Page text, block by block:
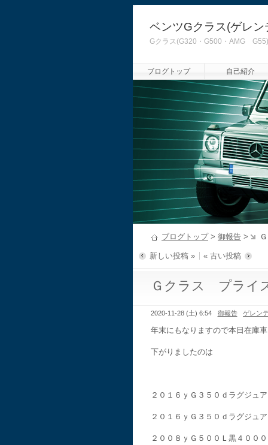
ベンツGクラス(ゲレ
Gクラス(G320・G500・AMG
ブログトップ 自己紹介
ブログトップ> 御報告 >
新しい投稿 » « 古い投稿
Ｇクラス プライ
2020-11-28 (土) 6:54 御報告 ゲレン
年末にもなりますので本日在庫
下がりましたのは
２０１６ｙＧ３５０ｄラグジュ
２０１６ｙＧ３５０ｄラグジ
２００８ｙＧ５００Ｌ黒４００